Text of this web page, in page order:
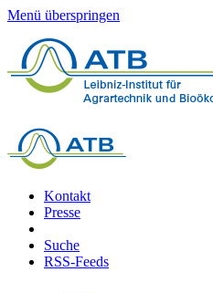
Menü überspringen
Kontakt
Presse
Suche
RSS-Feeds